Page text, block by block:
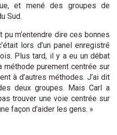
et mené des groupes de
Sud.
m’entendre dire ces bonnes
lors d’un panel enregistré
Plus tard, il y a eu un débat
purement centrée sur
à d’autres méthodes. J’ai dit
deux groupes. Mais Carl a
trouver une voie centrée sur
façon d’aider les gens. »